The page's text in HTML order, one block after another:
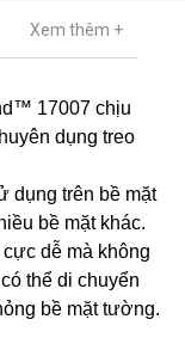
Xem thêm +
17007 chịu
dụng treo
dụng trên bề mặt
bề mặt khác.
dễ mà không
thể di chuyển
bề mặt tường.